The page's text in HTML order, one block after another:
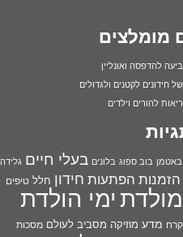
מומלצים
להדפסה ואונליין
חידונים לקטנים ולגדולים
להורים וילדים
באטמן בוב ספוג בלונים בעלי חיים גלידה
הזמנות הפתעות חידון חלל טיפיםימי הולדת
מדע מוזיקה מסביב לעולם מסכות